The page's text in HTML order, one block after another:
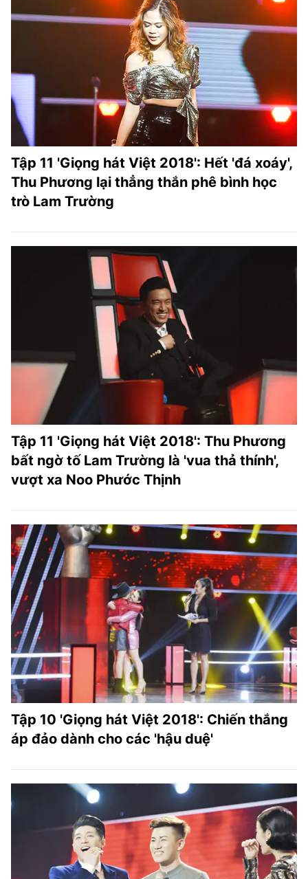
Tập 11 'Giọng hát Việt 2018': Hết 'đá xoáy',
Thu Phương lại thẳng thắn phê bình học
trò Lam Trường
Tập 11 'Giọng hát Việt 2018': Thu Phương
bất ngờ tố Lam Trường là 'vua thả thính',
vượt xa Noo Phước Thịnh
Tập 10 'Giọng hát Việt 2018': Chiến thắng
áp đảo dành cho các 'hậu duệ'